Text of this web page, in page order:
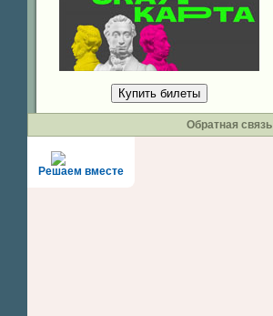
Купить билеты
Обратная связь
Решаем вместе